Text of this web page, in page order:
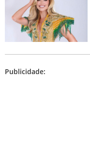
Publicidade: